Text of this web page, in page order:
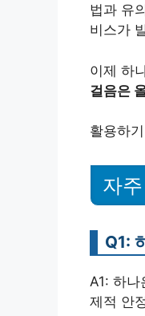
법과 유
비스가
이제 하
걸음은
활용하
자
Q1:
A1: 하나
제적 안